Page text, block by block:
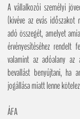
A vállalkozói személyi
(kivéve az evás időszakot
adó összegét, amelyet
érvényesítéséhez
valamint az adóalany az
bevallást benyújtani, ha
jogállása miatt lenne
ÁFA